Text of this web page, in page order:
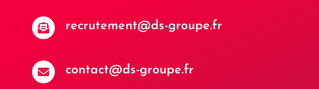
 recrutement@ds-groupe.fr
 contact@ds-groupe.fr